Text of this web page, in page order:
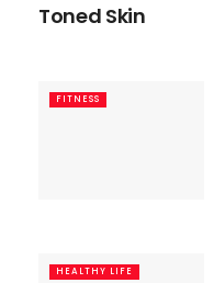
Toned Skin
FITNESS
HEALTHY LIFE